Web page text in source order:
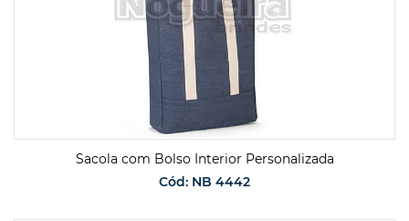
Sacola com Bolso Interior Personalizada
Cód: NB 4442